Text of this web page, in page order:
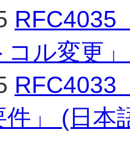
RFC4035
コル変更
RFC4033
件」 (日本